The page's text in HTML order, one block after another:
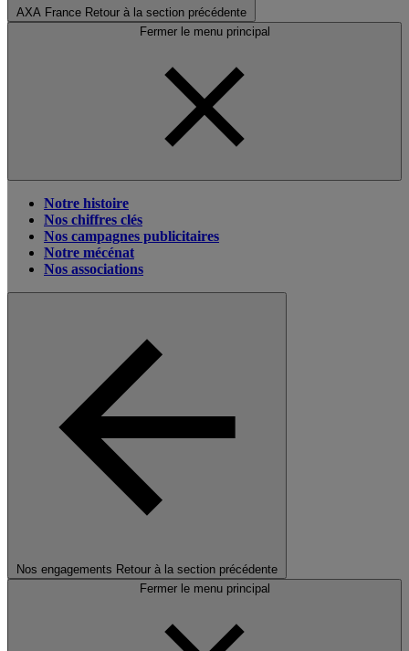
AXA France Retour à la section précédente
Fermer le menu principal
Notre histoire
Nos chiffres clés
Nos campagnes publicitaires
Notre mécénat
Nos associations
Nos engagements Retour à la section précédente
Fermer le menu principal